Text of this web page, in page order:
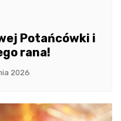
Potańcówki i
rana!
2026